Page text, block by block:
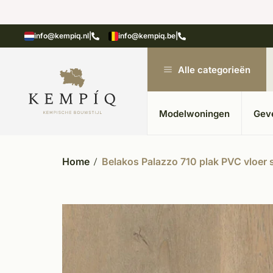
info@kempiq.nl info@kempiq.be
in kempische bouwstijl Meer dan 20 jaar
Alle categorieën
Modelwoningen
Home Belakos Palazzo 710 plak PVC vloer